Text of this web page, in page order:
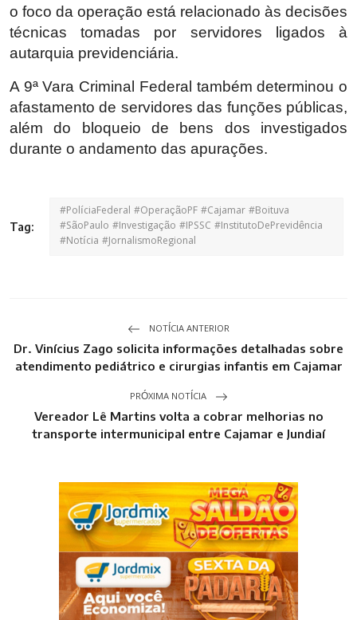
o foco da operação está relacionado às decisões
técnicas tomadas por servidores ligados à
autarquia previdenciária.
A 9ª Vara Criminal Federal também determinou o
afastamento de servidores das funções públicas,
além do bloqueio de bens dos investigados
durante o andamento das apurações.
Tag:
#PolíciaFederal #OperaçãoPF #Cajamar #Boituva
#SãoPaulo #Investigação #IPSSC #InstitutoDePrevidência
#Notícia #JornalismoRegional
NOTÍCIA ANTERIOR
Dr. Vinícius Zago solicita informações detalhadas sobre
atendimento pediátrico e cirurgias infantis em Cajamar
PRÓXIMA NOTÍCIA
Vereador Lê Martins volta a cobrar melhorias no
transporte intermunicipal entre Cajamar e Jundiaí